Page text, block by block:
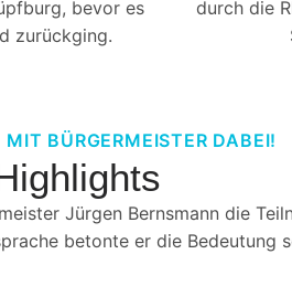
bevor es
zurückging.
durch die
BÜRGERMEISTER DABEI!
Jürgen Bernsmann die
betonte er die Bedeutung